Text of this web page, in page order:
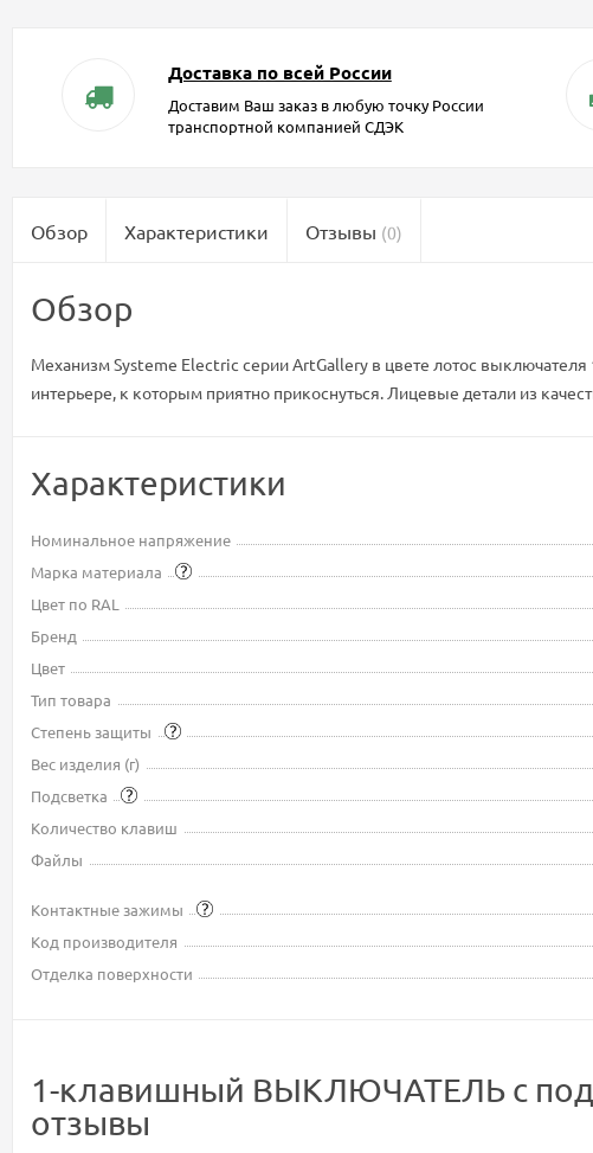
Доставка по всей России
Доставим Ваш заказ в любую точку России
транспортной компанией СДЭК
Обзор Характеристики Отзывы (0)
Обзор
Механизм Systeme Electric серии ArtGallery в цвете лотос
интерьере, к которым приятно прикоснуться. Лицевые детали из
Характеристики
Номинальное напряжение
Марка материала
Цвет по RAL
Бренд
Цвет
Тип товара
Степень защиты
Вес изделия (г)
Подсветка
Количество клавиш
Файлы
Контактные зажимы
Код производителя
Отделка поверхности
1-клавишный ВЫКЛЮЧАТЕЛЬ с
отзывы